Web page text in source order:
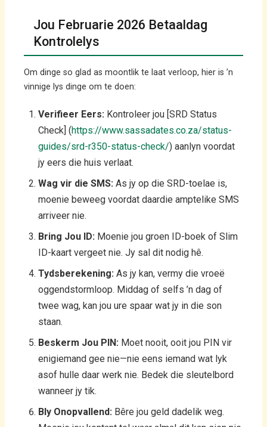
Jou Februarie 2026 Betaaldag
Kontrolelys
Om dinge so glad as moontlik te laat verloop, hier is ’n
vinnige lys dinge om te doen:
Verifieer Eers: Kontroleer jou [SRD Status
Check] (https://www.sassadates.co.za/status-
guides/srd-r350-status-check/) aanlyn voordat
jy eers die huis verlaat.
Wag vir die SMS: As jy op die SRD-toelae is,
moenie beweeg voordat daardie amptelike SMS
arriveer nie.
Bring Jou ID: Moenie jou groen ID-boek of Slim
ID-kaart vergeet nie. Jy sal dit nodig hê.
Tydsberekening: As jy kan, vermy die vroeë
oggendstormloop. Middag of selfs ’n dag of
twee wag, kan jou ure spaar wat jy in die son
staan.
Beskerm Jou PIN: Moet nooit, ooit jou PIN vir
enigiemand gee nie—nie eens iemand wat lyk
asof hulle daar werk nie. Bedek die sleutelbord
wanneer jy tik.
Bly Onopvallend: Bêre jou geld dadelik weg.